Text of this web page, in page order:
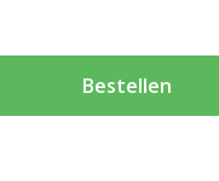
Bestellen